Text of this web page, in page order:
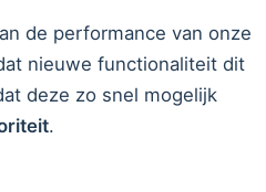
de performance van onze
nieuwe functionaliteit dit
deze zo snel mogelijk
.